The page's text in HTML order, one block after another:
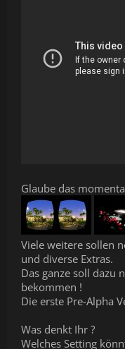
Glaube das
Viele weitere sollen
und diverse Extras.
Das ganze soll dazu
bekommen !
Die erste Pre-Alpha
Was denkt Ihr ?
Welches Setting